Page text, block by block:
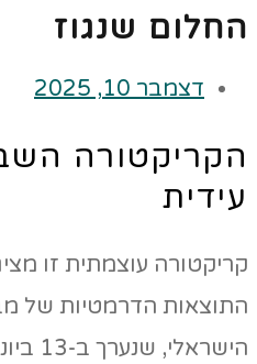
החלום שנגוז
דצמבר 10, 2025
הקריקטורה
עידית
קריקטורה עוצמתית זו
התוצאות הדרמטיות של